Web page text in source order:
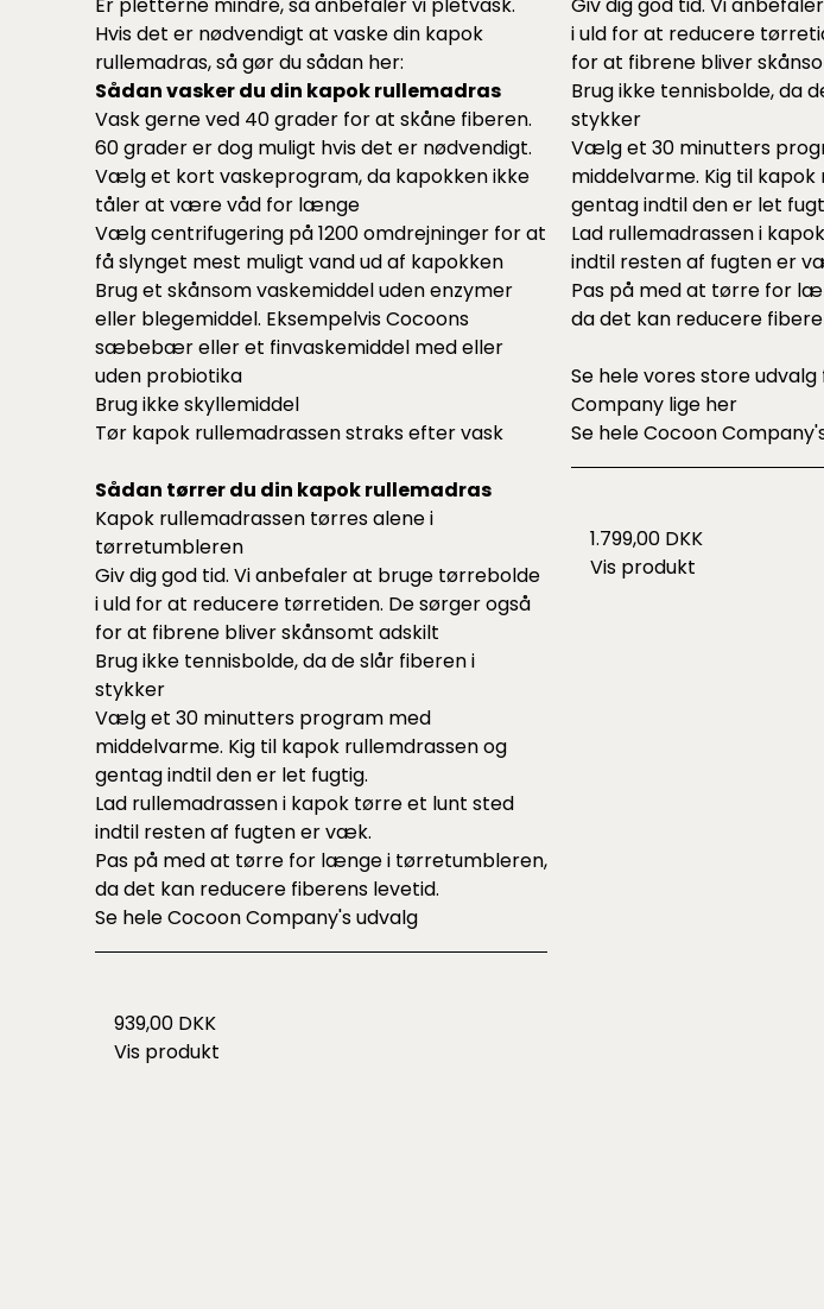
Er pletterne mindre, så anbefaler vi pletvask.
Hvis det er nødvendigt at vaske din kapok
rullemadras, så gør du sådan her:
Sådan vasker du din kapok rullemadras
Vask gerne ved 40 grader for at skåne fiberen.
60 grader er dog muligt hvis det er nødvendigt.
Vælg et kort vaskeprogram, da kapokken ikke
tåler at være våd for længe
Vælg centrifugering på 1200 omdrejninger for at
få slynget mest muligt vand ud af kapokken
Brug et skånsom vaskemiddel uden enzymer
eller blegemiddel. Eksempelvis Cocoons
sæbebæreller et finvaskemiddel med eller
uden probiotika
Brug ikke skyllemiddel
Tør kapok rullemadrassen straks efter vask
Sådan tørrer du din kapok rullemadras
Kapok rullemadrassen tørres alene i
tørretumbleren
Giv dig god tid. Vi anbefaler at bruge tørrebolde
i uld for at reducere tørretiden. De sørger også
for at fibrene bliver skånsomt adskilt
Brug ikke tennisbolde, da de slår fiberen i
stykker
Vælg et 30 minutters program med
middelvarme. Kig til kapok rullemdrassen og
gentag indtil den er let fugtig.
Lad rullemadrassen i kapok tørre et lunt sted
indtil resten af fugten er væk.
Pas på med at tørre for længe i tørretumbleren,
da det kan reducere fiberens levetid.
Se heleCocoon Company's udvalg
939,00 DKK
Vis produkt
Giv dig god tid. Vi
i uld for at reducere
for at fibrene bliver
Brug ikke tennisbolde, da
stykker
Vælg et 30 minutters
middelvarme. Kig til
gentag indtil den er let
Lad rullemadrassen i
indtil resten af fugten er
Pas på med at tørre for
da det kan reducere
Se hele vores store
Company lige her
Se heleCocoon
1.799,00 DKK
Vis produkt